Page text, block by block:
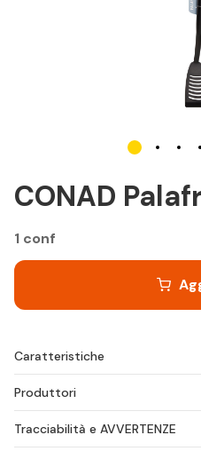
CONAD
1 conf
Caratteristiche
Produttori
Tracciabilità e AVVERTENZE